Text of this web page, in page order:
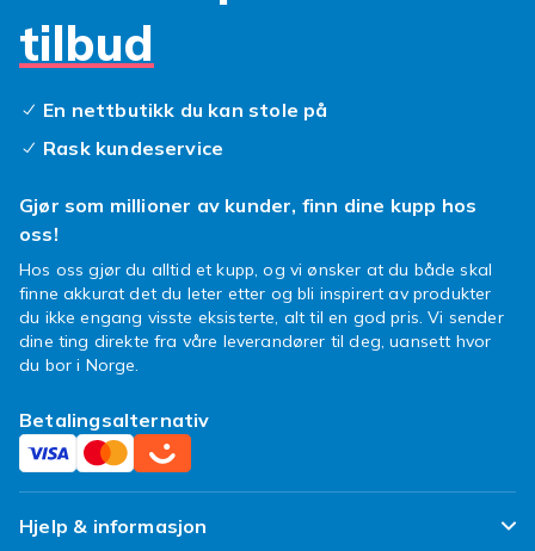
tilbud
En nettbutikk du kan stole på
Rask kundeservice
Gjør som millioner av kunder, finn dine kupp hos
oss!
Hos oss gjør du alltid et kupp, og vi ønsker at du både skal
finne akkurat det du leter etter og bli inspirert av produkter
du ikke engang visste eksisterte, alt til en god pris. Vi sender
dine ting direkte fra våre leverandører til deg, uansett hvor
du bor i Norge.
Betalingsalternativ
Hjelp & informasjon